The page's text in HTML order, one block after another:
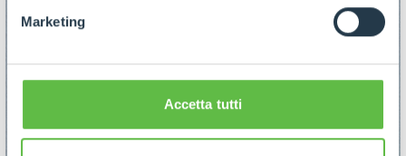
Marketing
Accetta tutti